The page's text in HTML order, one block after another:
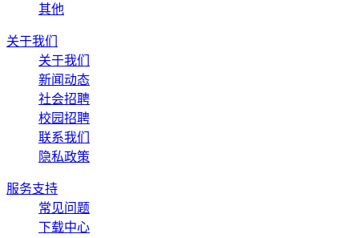
其他
关于我们
关于我们
新闻动态
社会招聘
校园招聘
联系我们
隐私政策
服务支持
常见问题
下载中心